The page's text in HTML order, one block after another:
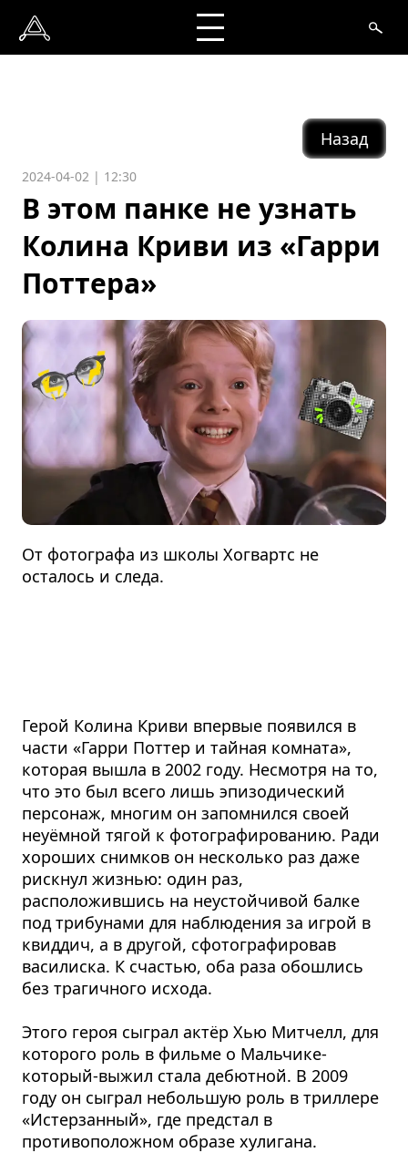
Назад
2024-04-02 | 12:30
В этом панке не узнать
Колина Криви из «Гарри
Поттера»
От фотографа из школы Хогвартс не
осталось и следа.
Герой Колина Криви впервые появился в
части «Гарри Поттер и тайная комната»,
которая вышла в 2002 году. Несмотря на то,
что это был всего лишь эпизодический
персонаж, многим он запомнился своей
неуёмной тягой к фотографированию. Ради
хороших снимков он несколько раз даже
рискнул жизнью: один раз,
расположившись на неустойчивой балке
под трибунами для наблюдения за игрой в
квиддич, а в другой, сфотографировав
василиска. К счастью, оба раза обошлись
без трагичного исхода.
Этого героя сыграл актёр Хью Митчелл, для
которого роль в фильме о Мальчике-
который-выжил стала дебютной. В 2009
году он сыграл небольшую роль в триллере
«Истерзанный», где предстал в
противоположном образе хулигана.